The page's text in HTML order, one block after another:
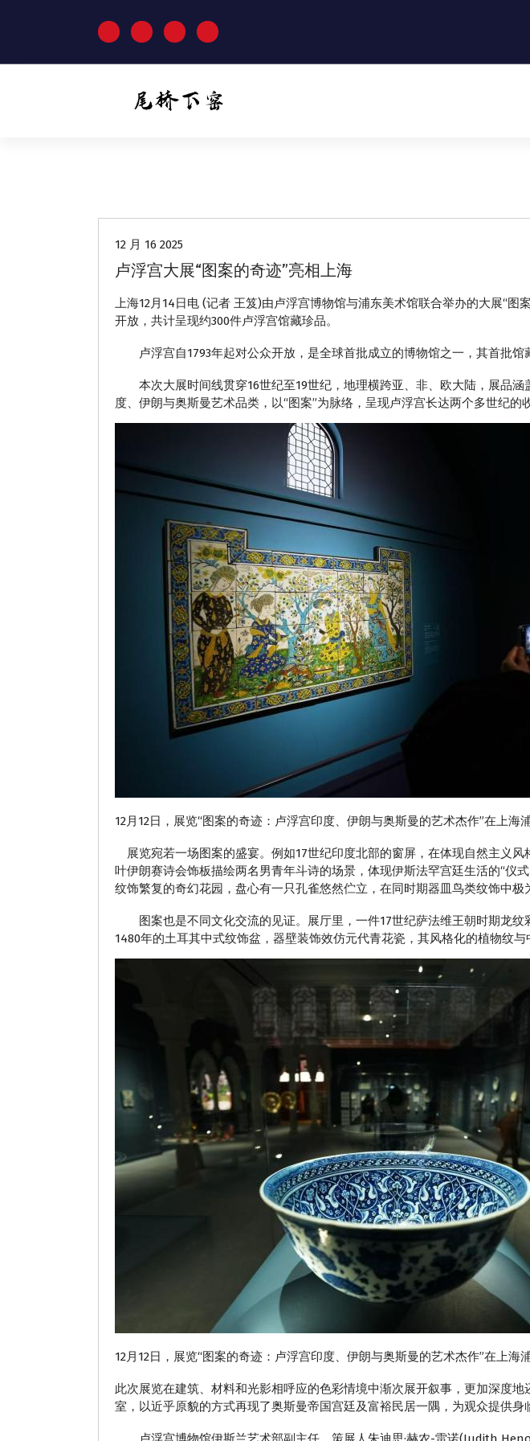
文
12 月 16 2025
卢浮宫大展“图案的奇迹”亮相上海
上海12月14日电 (记者 王笈)由卢浮宫博物馆与浦东美术馆联合举办的大展“
开放，共计呈现约300件卢浮宫馆藏珍品。
卢浮宫自1793年起对公众开放，是全球首批成立的博物馆之一，其首批馆
本次大展时间线贯穿16世纪至19世纪，地理横跨亚、非、欧大陆，展品涵
度、伊朗与奥斯曼艺术品类，以“图案”为脉络，呈现卢浮宫长达两个多世纪
12月12日，展览“图案的奇迹：卢浮宫印度、伊朗与奥斯曼的艺术杰作”在上海
展览宛若一场图案的盛宴。例如17世纪印度北部的窗屏，在体现自然主义
叶伊朗赛诗会饰板描绘两名男青年斗诗的场景，体现伊斯法罕宫廷生活的“仪
纹饰繁复的奇幻花园，盘心有一只孔雀悠然伫立，在同时期器皿鸟类纹饰中极
图案也是不同文化交流的见证。展厅里，一件17世纪萨法维王朝时期龙纹
1480年的土耳其中式纹饰盆，器壁装饰效仿元代青花瓷，其风格化的植物纹与
12月12日，展览“图案的奇迹：卢浮宫印度、伊朗与奥斯曼的艺术杰作”在上
此次展览在建筑、材料和光影相呼应的色彩情境中渐次展开叙事，更加深度
室，以近乎原貌的方式再现了奥斯曼帝国宫廷及富裕民居一隅，为观众提供身